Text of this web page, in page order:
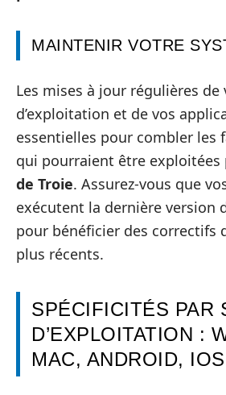
MAINTENIR VOTRE
Les mises à jour régulières
d’exploitation et de vos
essentielles pour combler les
qui pourraient être exploitées
de Troie. Assurez-vous que
exécutent la dernière version
pour bénéficier des correctifs
plus récents.
SPÉCIFICITÉS PAR
D’EXPLOITATION :
MAC, ANDROID, IOS